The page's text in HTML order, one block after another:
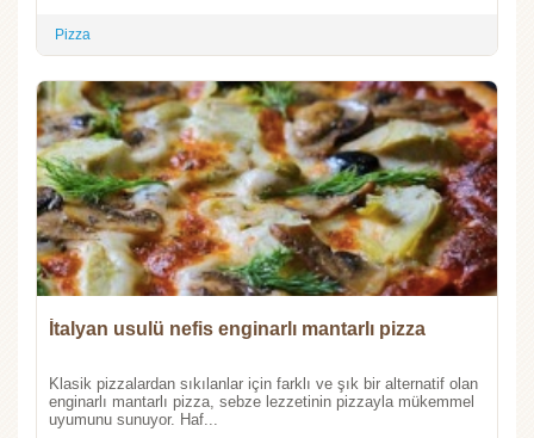
Pizza
İtalyan usulü nefis enginarlı mantarlı pizza
Klasik pizzalardan sıkılanlar için farklı ve şık bir alternatif olan
enginarlı mantarlı pizza, sebze lezzetinin pizzayla mükemmel
uyumunu sunuyor. Haf...